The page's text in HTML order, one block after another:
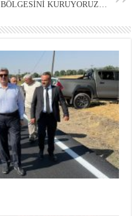
BÖLGESİNİ KURUYORUZ…